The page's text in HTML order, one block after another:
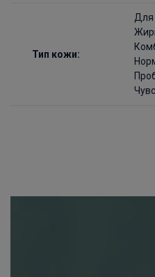
Тип кожи:
Для